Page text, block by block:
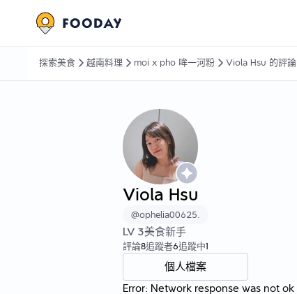
探索美食 越南料理 moi x pho 哞一河粉 Viola Hsu 的評論
Viola Hsu
@ophelia00625.
LV 3美食新手
評論8追蹤者6追蹤中1
個人檔案
Error: Network response was not ok